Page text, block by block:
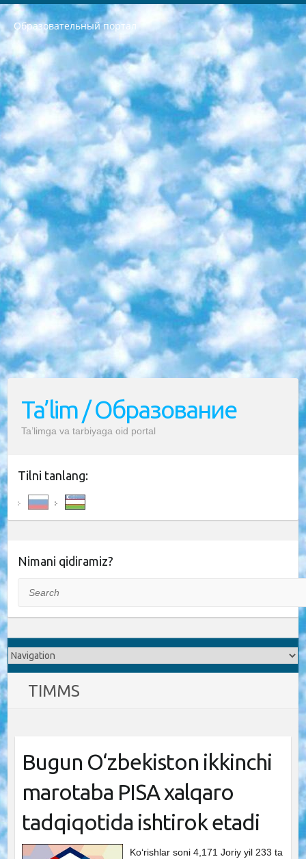
Образовательный портал
РЕСПУБЛИКА УЗБЕКИСТАН МИНИСТРЕРСТВО ДОШКОЛЬНОГО И ШКОЛЬНОГО ОБРАЗОВАНИЯ КОМАНДА в общеобразовательных учреждениях в 2023-2024 учебном году организация и проведение итоговой государственной аттестации обучающихся о Министра дошкольного и школьного образования Республики Узбекистан от 4 марта 2008 года (постановлением Минюста от 20 марта 2008 года № 1778 государственной регистрации) «Итоговое состояние учащихся общего среднего образования на основании положения об утверждении положения об аттестации общего среднего образования выпускной экзамен студентов в образовательных учреждениях в 2023-2024 учебном году В целях организации и прохождения аттестации приказываю: 1. Следующее: перечень предметов, по которым будет проводиться итоговая государственная аттестация и экзамен формы перевода согласно приложению 1; сертификаты международного образца, оценивающие уровень владения иностранными языками перечень согласно приложению 2; 2. Педагогический при специализированных образовательных учреждениях. научно-практический центр квалификации и международной оценки (Д.Давидова) 2024 г. До 25 марта: задания по предметам, по которым будет проводиться итоговая аттестация разработка и утверждение технических условий; итоговая аттестация на основании разработанного предметного задания разработка вопросов по предметам (устно и письменно), экзамен передача; общеобразовательные средние школы и специальные учебные заведения учащиеся выпускных классов школ и интернатов в агентской системе подготовка базы данных экзаменационных материалов и критериев оценки; перевод базы экзаменационных материалов на все языки обучения подать в Республиканский образовательный центр для изготовления; варианты экзаменов на основе разработанных контрольных материалов пусть будут поставлены задачи формирования. 3. Республиканский образовательный центр (Ш.Худайкулов) до 5 апреля 2024 года. до: база данных предоставленных экзаменационных материалов на все языки обучения перевод и экспертиза; для слепых, слабовидящих, глухих, слабослышащих и умственно отсталых детей учащиеся выпускных классов специализированных школ и школ-интернатов база данных экзаменационных материалов на всех преподаваемых языках подготовка критериев оценки; специализированные школы для умственно отсталых детей и технологии для учащихся выпускных классов школ-интернатов разработка соответствующих рекомендаций и критериев проведения ЕГЭ по естествознанию давать задания. 4. Педагогический при специализированных образовательных учреждениях. Научно-практический центр навыков и международной оценки (Д.Давидова), Республика образовательный центр (Худайкулов Ш.) итоговый государственный аттестационный экзамен ориентирован на творческое и логическое мышление при подготовке базы материалов учитывать введение заданий. 5. Следует отметить, что: сертификат государственного образца о знании общеобразовательного предмета и как минимум национальный уровень B1 по предметам на иностранных языках, указанным в Приложении 2. или международно признанный сертификат эквивалентного уровня студенты, изучающие определенный предмет, освобождаются от экзамена; по соответствующим предметам запланирована итоговая государственная аттестация за день до дня, путем жеребьевки Рабочей группой (в письменной форме по предметам, проводимым в форме) из числа сформированных вариантов выбрано 2 варианта; 2 выбранных варианта экзамена анонсированы на официальном сайте министерства и все выпускники по всей стране на основе этих вариантов проводит итоговую государственную аттестацию. 6. Государственное образование учащихся средних общеобразовательных учреждений. знания в соответствии с квалификационными требованиями, которые необходимо приобрести на основании стандартов итоговый (выпускной) контроль для 9 и 11 классов в целях тестирования Экзамены (далее – экзамены) состоят из предметов, перечисленных в приложении 1. будет сделано. 7. Экзамены пройдут с 26 мая по 15 июня 2024 г. (кроме науки физического воспитания). 8. Физическая для учащихся 9 классов общесредних образовательных учреждений. Экзамены по предмету «Образование, квалификация медицина» 1-6 мая 2024 года. сотрудники перевести под присмотр (с отклонениями в физическом или умственном развитии) специализированная школа для детей, школы-интернаты и со сколиозом школы-интернаты санаторного типа для больных детей исключены). 9. Он был слепым, слабовидящим и имел нарушения опорно-двигательного аппарата. экзамены в специализированных школах и интернатах для детей должны проводиться исходя из требований, предъявляемых к общеобразовательным учреждениям (физкультура кроме науки). 10. Специализированная школа для глухих и слабослышащих детей. и экзамены в интернатах и быть реализован в виде письменного теста по математике. 11. Специальность для умственно отсталых детей. Для 9 класса Родной язык и литературное письмо Государственный язык (язык обучения – узбекский). для неклассов) написано Математическое письмо Письменная/устная история Узбекистана Физическое воспитание практично Итоговый контроль Для 11 класса Написание родного языка и литературы (эссе) Математическое письмо Узбекский язык (обучение на узбекском языке) не посещающее общее среднее образование для учреждений)/Образовательное учреждение выбор письменный и устный Иностранный язык письменный/устный Письменная/устная история Узбекистана *По выбору студента:  Химия  Физика  Основы государственного права  География 10 бесплатных образовательных ресурсов - Мы составили подборку онлайн-проектов с интерактивными упражнениями, видеолекциями и статьями. Они помогут вам обрести новые и освежить старые знания бесплатно. 1. «ИНТУИТ» Старейшая образовательная площадка Рунета. Здесь вы найдёте сотни текстовых и видеокурсов на десятки различных тем — от программирования до психологии. Многие курсы подготовлены российскими университетами и крупными международными компаниями вроде Intel и Microsoft. Самостоятельное обучение бесплатное, но желающие могут оплатить услуги персональных наставников. 2. «Смартия» знакомит с актуальными профессиями и подсказывает, как им обучаться. Выбрав заинтересовавшую вас специальность — SMM-специалист, фотограф, веб-дизайнер или другую, — увидите список необходимых для неё умений. Чтобы вы могли освоить их самостоятельно, для каждого умения площадка отображает подборку ссылок на учебные материалы. Хотя «Смартия» ориентируется на русскоязычную аудиторию, часть контента всё же доступна только на английском. 3. «Лекторий Физтеха» Проект Московского физико-технического института (Физтеха). С его помощью вы можете смотреть онлайн серии лекций, записанные на видео в этом вузе. В числе доступных предметов — физика, биология, химия, информационные технологии и другие. К некоторым лекциям администрация ресурса прилагает готовые конспекты, которые можно скачивать в PDF-формате. 4. ITMOcourses Онлайн-площадка Санкт-Петербургского национального исследовательского университета информационных технологий, механики и оптики (ИТМО). Ресурс предоставляет свободный доступ к курсам, разработанным в этом вузе. Каталог материалов разбит на четыре категории: «Оптические системы и технологии», «Приборостроение и робототехника», «Информационные технологии» и «Биотехнологии». Курсы состоят из видеолекций, интерактивных демонстраций и заданий. 5. «КиберЛенинка» Электронная научная библиотека открытого доступа. Каталог площадки регулярно обрастает текстами статей из различных научных изданий. Сгруппированные по журналам и рубрикам публикации можно читать онлайн или скачивать целиком в PDF-формате. Проект нацелен на популяризацию науки за счёт открытого доступа к качественной информации. 6. «ПостНаука» На этом ресурсе публикуют подборки видеолекций, составленные экспертами из разных отраслей и объединённые общими темами. Среди них, к примеру, есть серии «Биоинформатика и геномика», «Культура средневековой Скандинавии» и Cinema Studies о теории кино. Каждая подборка лекций — логически связанная история, рассказанная экспертом от первого лица. Кроме того, на сайте появляются научно-образовательные статьи и тесты на разные темы. 7. «Newочём» Команда проекта «Newочём» отбирает самые интересные тексты из англоязычных СМИ и переводит те из них, за которые голосуют участники сообщества «ВКонтакте». По большей части это научно-популярные статьи. Редакторы придумывают лишь заголовки, в остальном содержание переводов соответствует оригиналам. Полные тексты можно читать прямо в социальной сети. 8. InternetUrok Онлайн-база материалов по основным дисциплинам школьной программы. Информация на сайте структурирована по классам, предметам и темам (урокам). Каждый урок состоит из видеолекций и конспектов. Есть также интерактивные тренажёры и тесты для закрепления пройденного материала. Даже если вы давно окончили школу, возможность повторить программу старших классов всегда может пригодиться. 9. Edutainme Ещё один ресурс об образовании. В отличие от Newtonew, как мне кажется, Edutainme больше ориентируется на представителей индустрии: педагогов, предпринимателей, разработчиков образовательных проектов. Но и любой, кто просто стремится к саморазвитию, найдёт на сайте много полезного и интересного для себя. Например, информацию о новых курсах и образовательных сервисах. 10. Newtonew Онлайн-медиа об образовании и обучении в широком смысле. Авторы Newtonew пишут об инструментах, заведениях, тактиках и стратегиях, которые помогают учить других и получать новые знания самостоятельно. На этой площадке вы найдёте новости, обзоры, аналитические мат
Ta’lim / Образование
Ta’limga va tarbiyaga oid portal
Tilni tanlang:
Nimani qidiramiz?
TIMMS
Bugun O‘zbekiston ikkinchi
marotaba PISA xalqaro
tadqiqotida ishtirok etadi
Ko‘rishlar soni 4,171 Joriy yil 233 ta